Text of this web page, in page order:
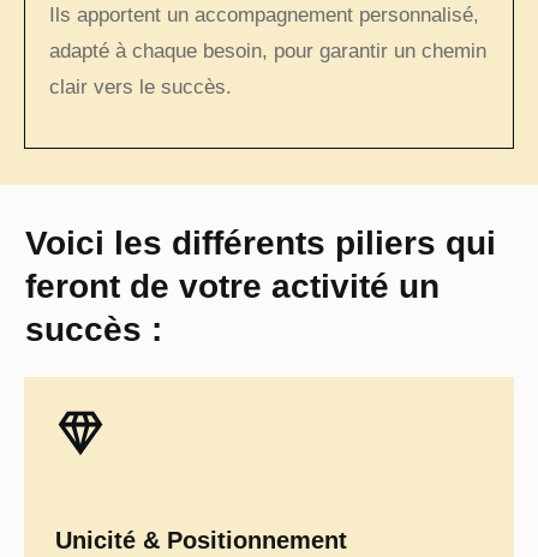
Ils apportent un accompagnement personnalisé,
adapté à chaque besoin, pour garantir un chemin
clair vers le succès.
Voici les différents piliers qui
feront de votre activité un
succès :
Unicité & Positionnement